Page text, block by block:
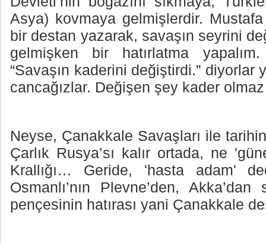
Asya) kovmaya gelmişlerdir.
bir destan yazarak, savaşın seyrini
gelmişken bir hatırlatma
“Savaşın kaderini değiştirdi.” diyorlar
cancağızlar. Değişen şey kader
Neyse, Çanakkale Savaşları ile
Çarlık Rusya’sı kalır ortada, ne
Krallığı… Geride, 'hasta adam'
Osmanlı’nın Plevne’den,
pençesinin hatırası yani Çanakkale